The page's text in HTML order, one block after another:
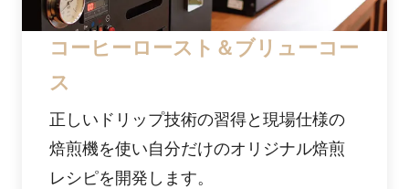
コーヒーロースト＆ブリューコー
ス
正しいドリップ技術の習得と現場仕様の
焙煎機を使い自分だけのオリジナル焙煎
レシピを開発します。